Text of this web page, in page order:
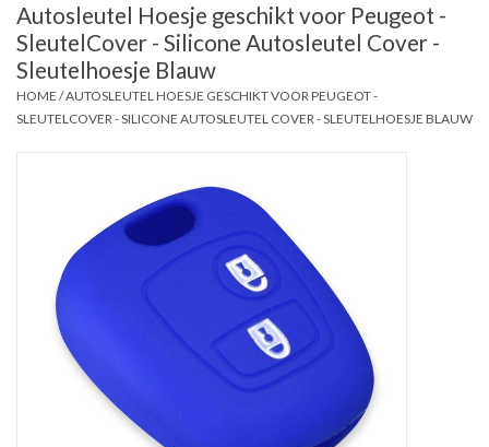
Accessoires
Veelgestelde vragen
Autosleutel Hoesje geschikt voor Peugeot -
SleutelCover - Silicone Autosleutel Cover -
Sleutelhoesje Blauw
HOME /AUTOSLEUTEL HOESJE GESCHIKT VOOR PEUGEOT -
SLEUTELCOVER - SILICONE AUTOSLEUTEL COVER - SLEUTELHOESJE BLAUW